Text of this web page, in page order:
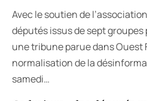
Avec le soutien de
députés issus de sept
une tribune parue dans Ouest
normalisation de la
samedi…